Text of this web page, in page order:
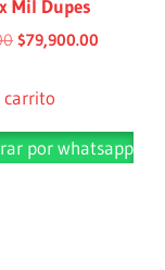
Mil Dupes
$79,900.00
carrito
por whatsapp